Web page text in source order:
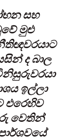
සහ
මුළු
ද බාල
ඉල්ලා
එරෙහිව
වෙතින්